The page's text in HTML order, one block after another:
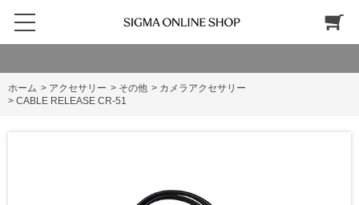
ホーム > アクセサリー > その他 > カメラアクセサリー
> CABLE RELEASE CR-51